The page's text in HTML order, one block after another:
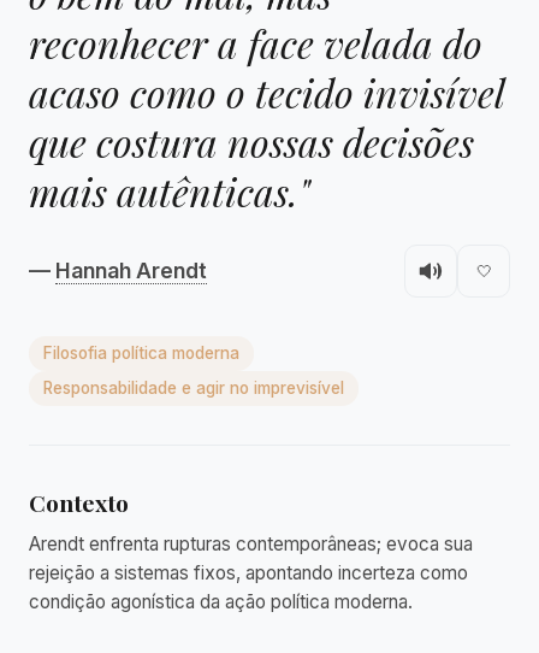
reconhecer a face velada do
acaso como o tecido invisível
que costura nossas decisões
mais autênticas."
— Hannah Arendt 🤍
Filosofia política moderna
Responsabilidade e agir no imprevisível
Contexto
Arendt enfrenta rupturas contemporâneas; evoca sua
rejeição a sistemas fixos, apontando incerteza como
condição agonística da ação política moderna.